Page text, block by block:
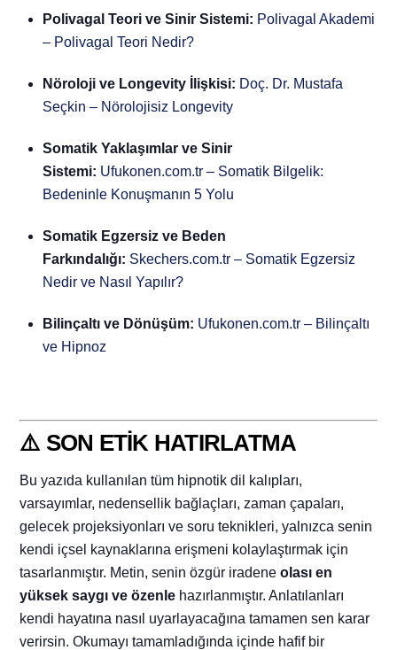
Polivagal Teori ve Sinir Sistemi: Polivagal Akademi
– Polivagal Teori Nedir?
Nöroloji ve Longevity İlişkisi: Doç. Dr. Mustafa
Seçkin – Nörolojisiz Longevity
Somatik Yaklaşımlar ve Sinir
Sistemi: Ufukonen.com.tr – Somatik Bilgelik:
Bedeninle Konuşmanın 5 Yolu
Somatik Egzersiz ve Beden
Farkındalığı: Skechers.com.tr – Somatik Egzersiz
Nedir ve Nasıl Yapılır?
Bilinçaltı ve Dönüşüm: Ufukonen.com.tr – Bilinçaltı
ve Hipnoz
⚠️ SON ETİK HATIRLATMA
Bu yazıda kullanılan tüm hipnotik dil kalıpları,
varsayımlar, nedensellik bağlaçları, zaman çapaları,
gelecek projeksiyonları ve soru teknikleri, yalnızca senin
kendi içsel kaynaklarına erişmeni kolaylaştırmak için
tasarlanmıştır. Metin, senin özgür iradeneolası en
yüksek saygı ve özenle hazırlanmıştır. Anlatılanları
kendi hayatına nasıl uyarlayacağına tamamen sen karar
verirsin. Okumayı tamamladığında içinde hafif bir